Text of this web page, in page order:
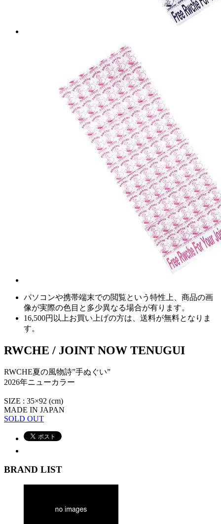
パソコンや携帯端末での閲覧という特性上、商品の画
像が実際の色目と多少異なる場合が有ります。
16,500円以上お買い上げの方は、 送料が無料となりま
す。
RWCHE / JOINT NOW TENUGUI
RWCHE夏の風物詩”手ぬぐい”
2026年ニューカラー
SIZE : 35×92 (cm)
MADE IN JAPAN
SOLD OUT
BRAND LIST